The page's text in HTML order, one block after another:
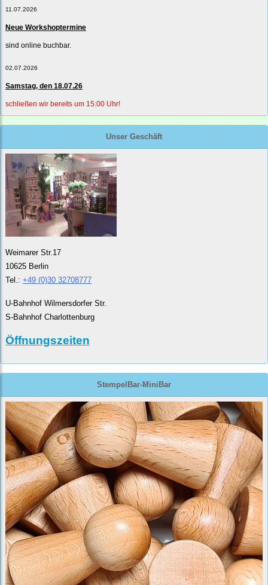
11.07.2026
Neue Workshoptermine
sind online buchbar.
02.07.2026
Samstag, den 18.07.26
schließen wir bereits um 15:00 Uhr!
Unser Geschäft
Weimarer Str.17
10625 Berlin
Tel.: +49 (0)30 32708777
U-Bahnhof Wilmersdorfer Str.
S-Bahnhof Charlottenburg
Öffnungszeiten
StempelBar-MiniBar